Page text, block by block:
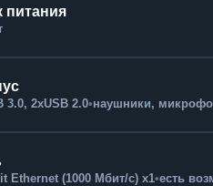
питания
3.0, 2xUSB 2.0•наушники,
Ethernet (1000 Мбит/с) x1•есть